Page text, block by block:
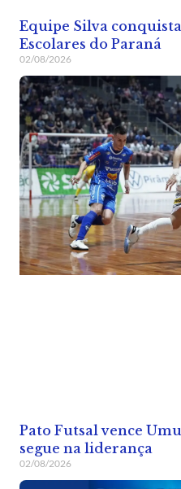
Equipe Silva
Escolares do Paraná
02/08/2026
Pato Futsal vence
segue na liderança
02/08/2026